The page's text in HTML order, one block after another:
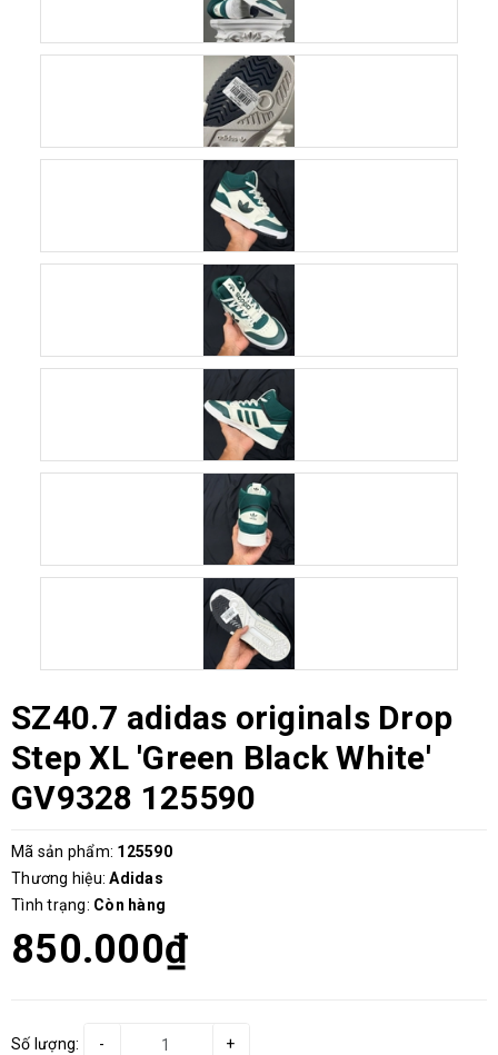
SZ40.7 adidas originals Drop
Step XL 'Green Black White'
GV9328 125590
Mã sản phẩm: 125590
Thương hiệu: Adidas
Tình trạng: Còn hàng
850.000₫
Số lượng: +
-